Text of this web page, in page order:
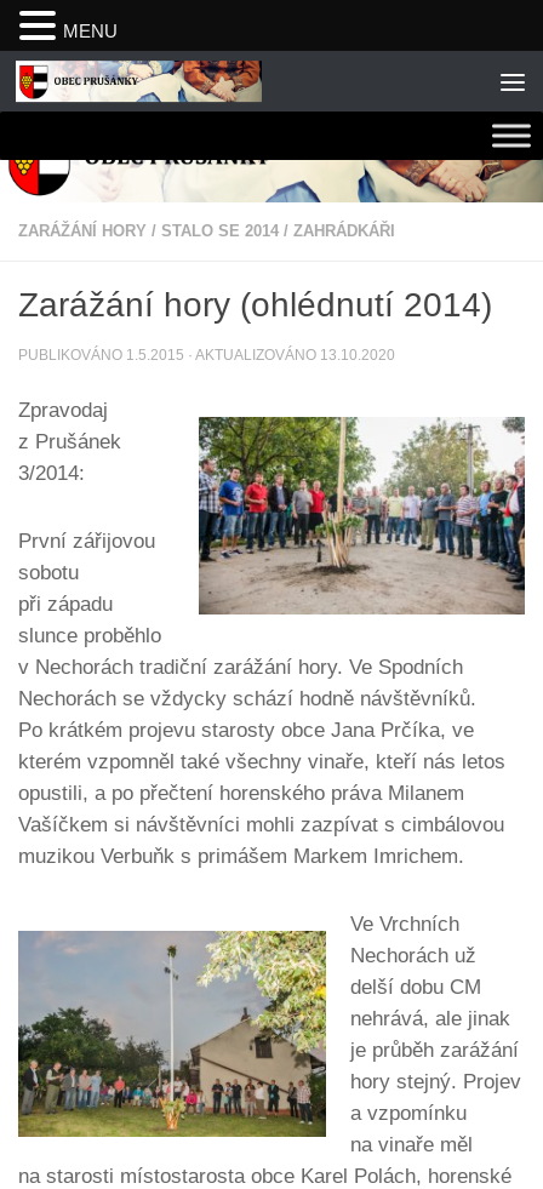
Skip to content
ZARÁŽÁNÍ HORY / STALO SE 2014 / ZAHRÁDKÁŘI
Zarážání hory (ohlédnutí 2014)
PUBLIKOVÁNO 1.5.2015 · AKTUALIZOVÁNO 13.10.2020
Zpravodaj
z Prušánek
3/2014:
První zářijovou
sobotu
při západu
slunce proběhlo
v Nechorách tradiční zarážání hory. Ve Spodních
Nechorách se vždycky schází hodně návštěvníků.
Po krátkém projevu starosty obce Jana Prčíka, ve
kterém vzpomněl také všechny vinaře, kteří nás letos
opustili, a po přečtení horenského práva Milanem
Vašíčkem si návštěvníci mohli zazpívat s cimbálovou
muzikou Verbuňk s primášem Markem Imrichem.
Ve Vrchních
Nechorách už
delší dobu CM
nehrává, ale jinak
je průběh zarážání
hory stejný. Projev
a vzpomínku
na vinaře měl
na starosti místostarosta obce Karel Polách, horenské
MENU